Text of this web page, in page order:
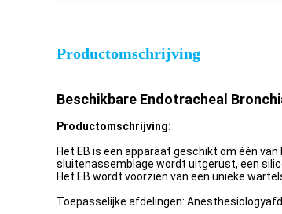
Productomschrijving
Beschikbare Endotracheal
Productomschrijving:
Het EB is een apparaat geschikt om één
sluitenassemblage wordt uitgerust, een
Het EB wordt voorzien van een unieke
Toepasselijke afdelingen: